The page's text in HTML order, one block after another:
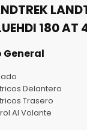
180 AT
Delantero
Trasero
Al Volante